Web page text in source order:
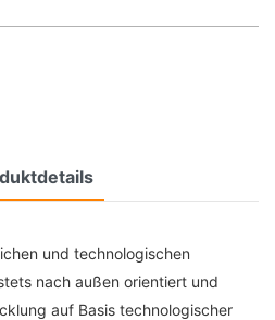
und technologischen
nach außen orientiert und
auf Basis technologischer